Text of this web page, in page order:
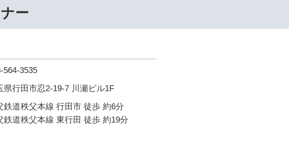
ー
564-3535
県行田市忍2-19-7 川瀬ビル1F
鉄道秩父本線 行田市 徒歩 約6分
鉄道秩父本線 東行田 徒歩 約19分